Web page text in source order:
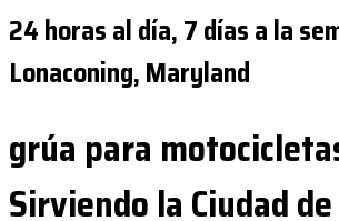
24 horas al día, 7 días a la
Lonaconing, Maryland
grúa para
Sirviendo la Ciudad de